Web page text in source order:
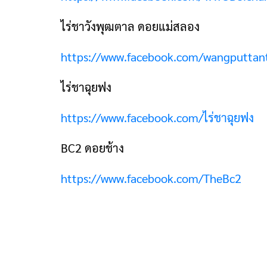
ไร่ชาวังพุฒตาล ดอยแม่สลอง
https://www.facebook.com/
ไร่ชาฉุยฟง
https://www.facebook.com/ไร่ชาฉุยฟง
BC2 ดอยช้าง
https://www.facebook.com/TheBc2